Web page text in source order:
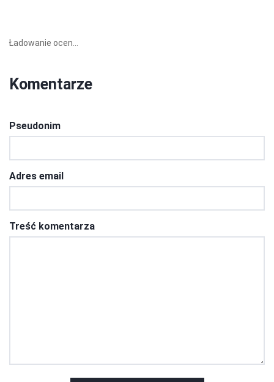
Ładowanie ocen...
Komentarze
Pseudonim
Adres email
Treść komentarza